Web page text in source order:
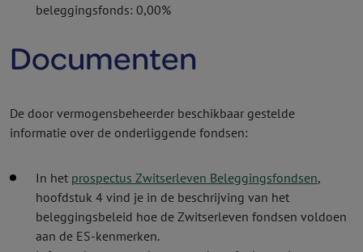
beleggings­fonds: 0,00%
Documenten
De door vermogens­beheerder beschikbaar gestelde
informatie over de onderliggende fondsen:
In het prospectus Zwitserleven Beleggingsfondsen,
hoofdstuk 4 vind je in de beschrijving van het
beleggingsbeleid hoe de Zwitserleven fondsen voldoen
aan de ES-kenmerken.